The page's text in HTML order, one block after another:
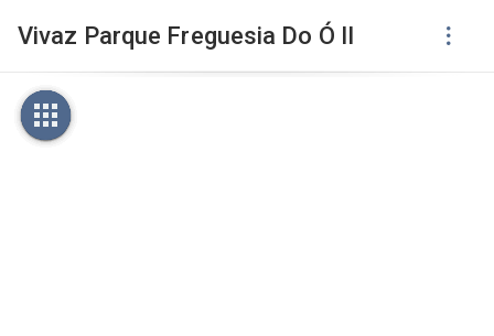
Vivaz Parque Freguesia Do Ó II